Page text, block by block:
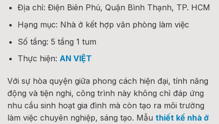
Địa chỉ: Điện Biên Phủ, Quận Bình Thạnh, TP. HCM
Hạng mục: Nhà ở kết hợp văn phòng làm việc
Số tầng: 5 tầng 1 tum
Thực hiện: AN VIỆT
Với sự hòa quyện giữa phong cách hiện đại, tính năng
động và tiện nghi, công trình này không chỉ đáp ứng
nhu cầu sinh hoạt gia đình mà còn tạo ra môi trường
làm việc chuyên nghiệp, sáng tạo. Mẫu thiết kế nhà ở